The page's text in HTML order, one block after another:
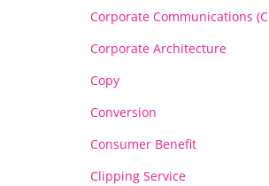
Corporate Communications
Corporate Architecture
Copy
Conversion
Consumer Benefit
Clipping Service